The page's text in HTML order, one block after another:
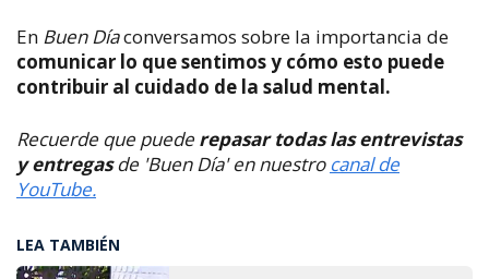
En Buen Díaconversamos sobre la importancia de
comunicar lo que sentimos y cómo esto puede
contribuir al cuidado de la salud mental.
Recuerde que puede repasar todas las entrevistas
y entregasde 'Buen Día' en nuestro canal de
YouTube.
LEA TAMBIÉN